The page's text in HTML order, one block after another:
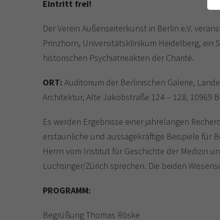
Eintritt frei!
Der Verein Außenseiterkunst in Berlin e.V.
Prinzhorn, Universitätsklinikum Heidelberg, ein
historischen Psychiatrieakten der Charité.
ORT: Auditorium der Berlinischen Galerie,
Architektur, Alte Jakobstraße 124 – 128, 10969
Es werden Ergebnisse einer jahrelangen
erstaunliche und aussagekräftige Beispiele für
Herrn vom Institut für Geschichte der Medizin
Luchsinger/Zürich sprechen. Die beiden
PROGRAMM:
Begrüßung Thomas Röske